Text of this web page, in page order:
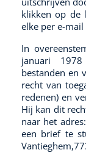
klikken op de
elke per e-
In
januari
bestanden en
recht van
redenen) en
Hij kan dit
naar het adres:
een brief te